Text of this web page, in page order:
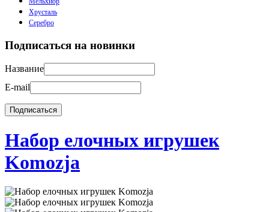
Хрусталь
Серебро
Подписаться на новинки
Название
E-mail
Набор елочных игрушек
Komozja